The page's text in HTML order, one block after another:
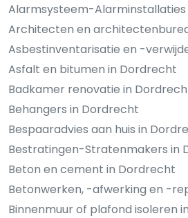
Alarmsysteem-
Architecten en
Asbestinventarisatie en -
Asfalt en bitumen in Dordrecht
Badkamer renovatie in
Behangers in Dordrecht
Bespaaradvies aan huis in
Bestratingen-Stratenmakers in
Beton en cement in Dordrecht
Betonwerken, -afwerking en -
Binnenmuur of plafond isoleren